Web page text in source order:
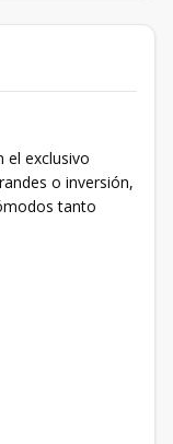
el exclusivo
o inversión,
tanto